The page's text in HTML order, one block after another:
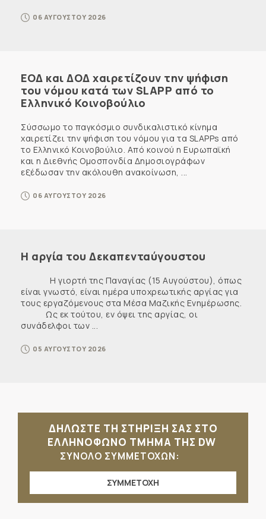
06 ΑΥΓΟΥΣΤΟΥ 2026
ΕΟΔ και ΔΟΔ χαιρετίζουν την ψήφιση
του νόμου κατά των SLAPP από το
Ελληνικό Κοινοβούλιο
Σύσσωμο το παγκόσμιο συνδικαλιστικό κίνημα
χαιρετίζει την ψήφιση του νόμου για τα SLAPPs από
το Ελληνικό Κοινοβούλιο. Από κοινού η Ευρωπαϊκή
και η Διεθνής Ομοσπονδία Δημοσιογράφων
εξέδωσαν την ακόλουθη ανακοίνωση, ...
06 ΑΥΓΟΥΣΤΟΥ 2026
Η αργία του Δεκαπενταύγουστου
Η γιορτή της Παναγίας (15 Αυγούστου), όπως
είναι γνωστό, είναι ημέρα υποχρεωτικής αργίας για
τους εργαζόμενους στα Μέσα Μαζικής Ενημέρωσης.
Ως εκ τούτου, εν όψει της αργίας, οι
συνάδελφοι των ...
05 ΑΥΓΟΥΣΤΟΥ 2026
ΔΗΛΩΣΤΕ ΤΗ ΣΤΗΡΙΞΗ ΣΑΣ ΣΤΟ
ΕΛΛΗΝΟΦΩΝΟ ΤΜΗΜΑ ΤΗΣ DW
ΣΥΝΟΛΟ ΣΥΜΜΕΤΟΧΩΝ:
ΣΥΜΜΕΤΟΧΗ